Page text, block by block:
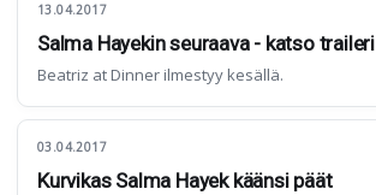
13.04.2017
Salma Hayekin seuraava - katso traileri
Beatriz at Dinner ilmestyy kesällä.
03.04.2017
Kurvikas Salma Hayek käänsi päät